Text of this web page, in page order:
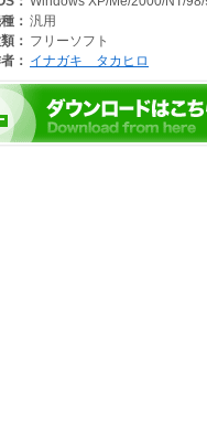
： 汎用
： フリーソフト
： イナガキ タカヒロ